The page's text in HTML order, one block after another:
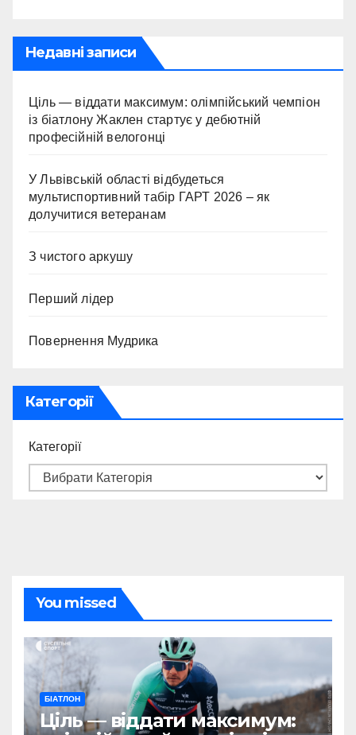
Недавні записи
Ціль — віддати максимум: олімпійський чемпіон
із біатлону Жаклен стартує у дебютній
професійній велогонці
У Львівській області відбудеться
мультиспортивний табір ГАРТ 2026 – як
долучитися ветеранам
З чистого аркушу
Перший лідер
Повернення Мудрика
Категорії
Категорії
You missed
БІАТЛОН
Ціль — віддати максимум: